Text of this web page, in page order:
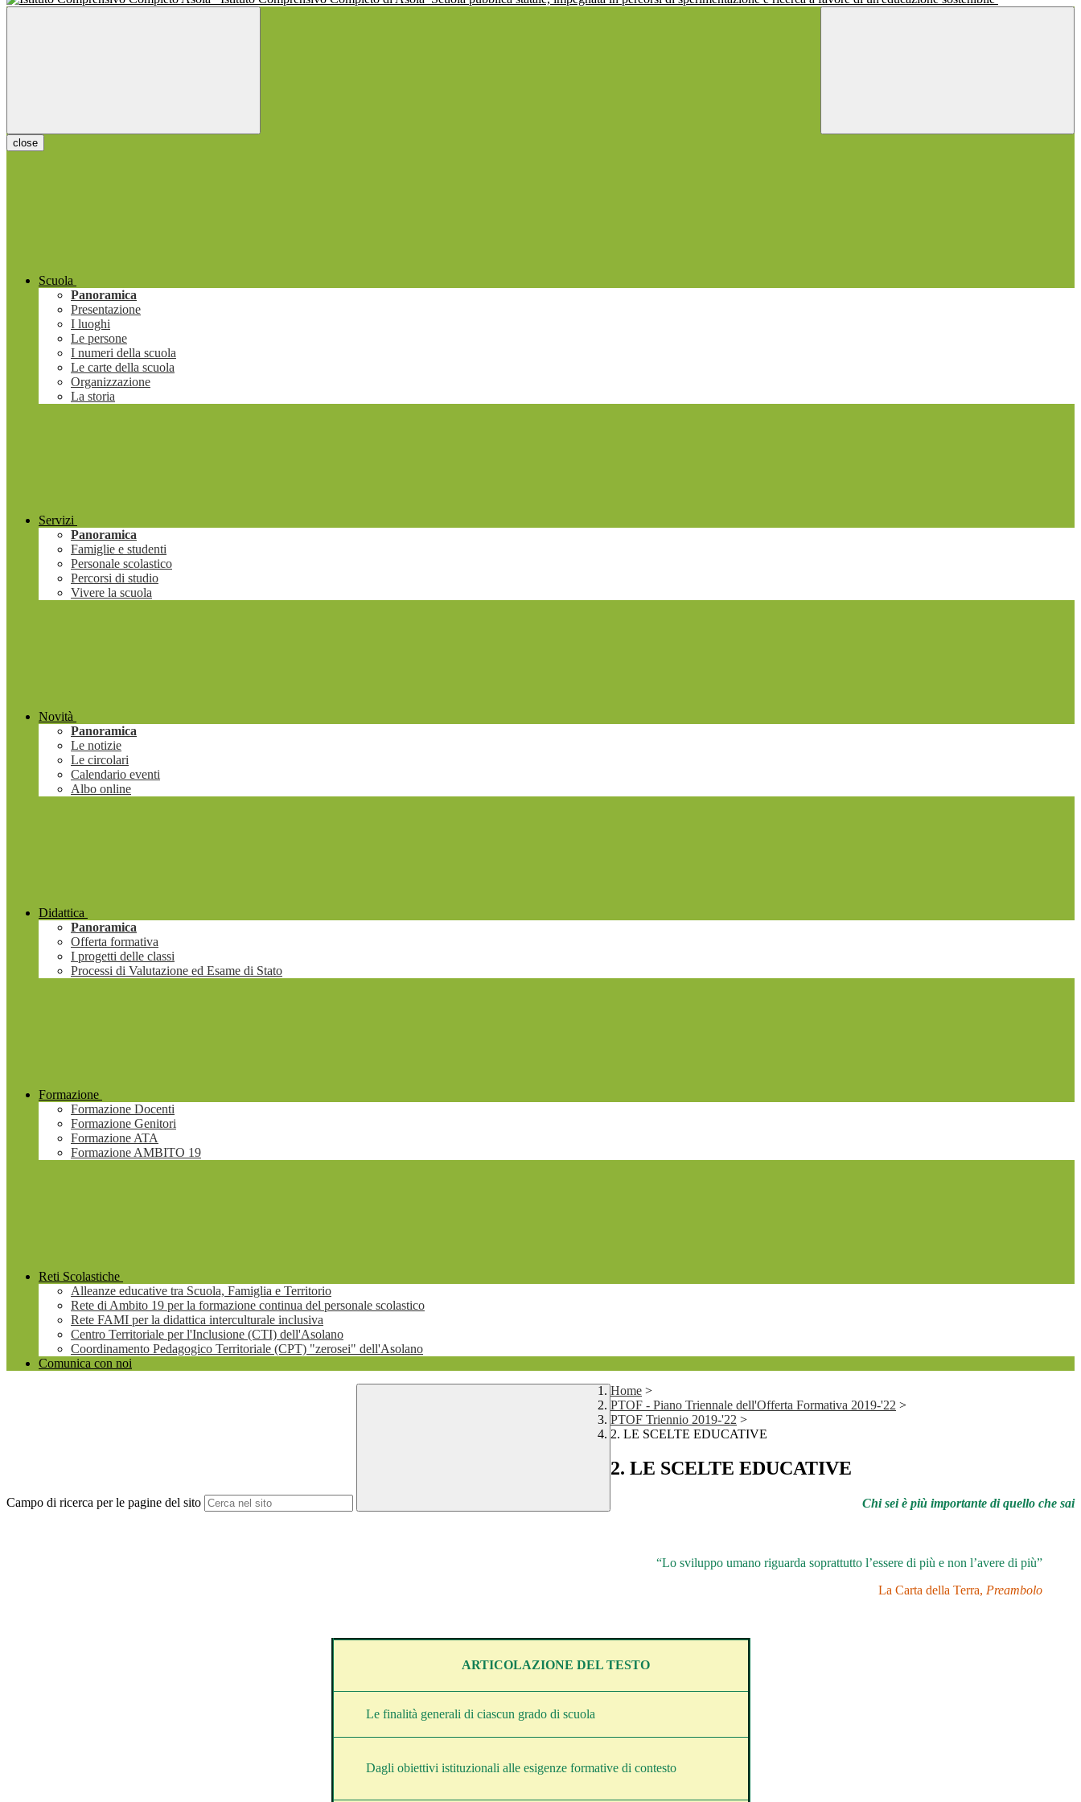
close
Scuola
Panoramica
Presentazione
I luoghi
Le persone
I numeri della scuola
Le carte della scuola
Organizzazione
La storia
Servizi
Panoramica
Famiglie e studenti
Personale scolastico
Percorsi di studio
Vivere la scuola
Novità
Panoramica
Le notizie
Le circolari
Calendario eventi
Albo online
Didattica
Panoramica
Offerta formativa
I progetti delle classi
Processi di Valutazione ed Esame di Stato
Formazione
Formazione Docenti
Formazione Genitori
Formazione ATA
Formazione AMBITO 19
Reti Scolastiche
Alleanze educative tra Scuola, Famiglia e Territorio
Rete di Ambito 19 per la formazione continua del personale scolastico
Rete FAMI per la didattica interculturale inclusiva
Centro Territoriale per l'Inclusione (CTI) dell'Asolano
Coordinamento Pedagogico Territoriale (CPT) "zerosei" dell'Asolano
Comunica con noi
Campo di ricerca per le pagine del sito
Home >
PTOF - Piano Triennale dell'Offerta Formativa 2019-'22 >
PTOF Triennio 2019-'22 >
2. LE SCELTE EDUCATIVE
2. LE SCELTE EDUCATIVE
Chi sei è più importante di quello che sai
“Lo sviluppo umano riguarda soprattutto l’essere di più e non l’avere di più”
La Carta della Terra, Preambolo
ARTICOLAZIONE DEL TESTO
Le finalità generali di ciascun grado di scuola
Dagli obiettivi istituzionali alle esigenze formative di contesto